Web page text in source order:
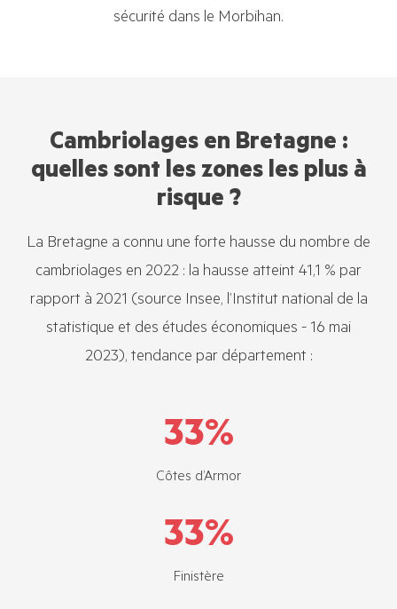
sécurité dans le Morbihan.
Cambriolages en Bretagne :
quelles sont les zones les plus à
risque ?
La Bretagne a connu une forte hausse du nombre de
cambriolages en 2022 : la hausse atteint 41,1 % par
rapport à 2021 (source Insee, l’Institut national de la
statistique et des études économiques - 16 mai
2023), tendance par département :
33%
Côtes d’Armor
33%
Finistère